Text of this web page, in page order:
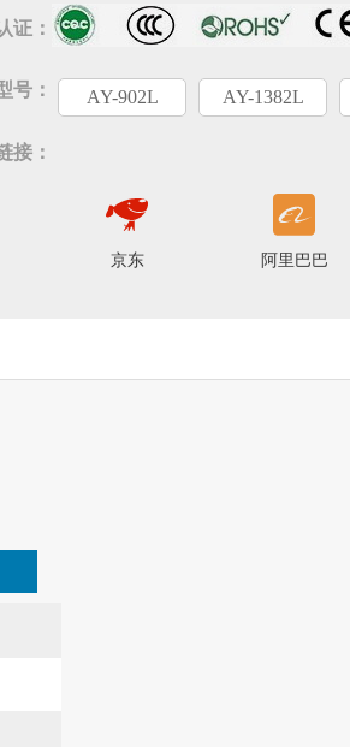
证：
号： AY-902L AY-1382L
接：
京东 阿里巴巴